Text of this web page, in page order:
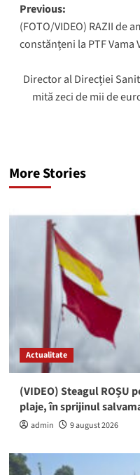
Post
navigation
Previous:
(FOTO/VIDEO) RAZII de
constănțeni la PTF Vama
Director al Direcției
mită zeci de mii de
More Stories
Actualitate
(VIDEO) Steagul ROȘU
plaje, în sprijinul
admin 9 august 2026